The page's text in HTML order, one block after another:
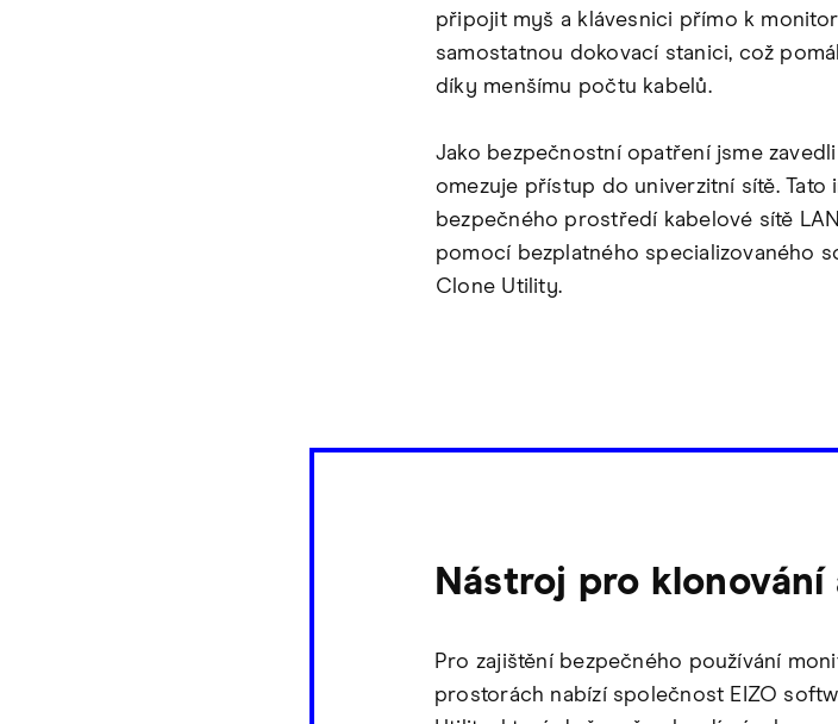
připojit myš a klávesnici přímo k
samostatnou dokovací stanici, což
díky menšímu počtu kabelů.
Jako bezpečnostní opatření jsme
omezuje přístup do univerzitní sítě. Tato
bezpečného prostředí kabelové sítě
pomocí bezplatného specializovaného
Clone Utility.
Nástroj pro klonování
Pro zajištění bezpečného používání
prostorách nabízí společnost EIZO